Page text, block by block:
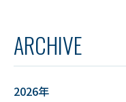
#YUDS #庄内地方
ARCHIVE
2026年